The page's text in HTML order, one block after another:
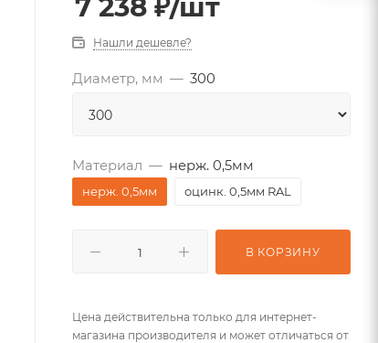
Нашли дешевле?
Диаметр, мм — 300
Материал — нерж. 0,5мм
нерж. 0,5мм оцинк. 0,5мм RAL
В КОРЗИНУ
Цена действительна только для интернет-
магазина производителя и может отличаться от